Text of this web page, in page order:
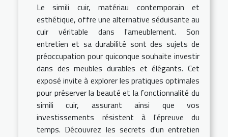
Le simili cuir, matériau contemporain et
esthétique, offre une alternative séduisante au
cuir véritable dans l'ameublement. Son
entretien et sa durabilité sont des sujets de
préoccupation pour quiconque souhaite investir
dans des meubles durables et élégants. Cet
exposé invite à explorer les pratiques optimales
pour préserver la beauté et la fonctionnalité du
simili cuir, assurant ainsi que vos
investissements résistent à l'épreuve du
temps. Découvrez les secrets d'un entretien